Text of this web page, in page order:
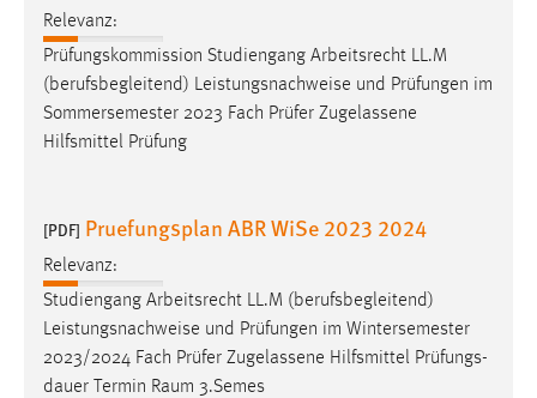
Relevanz:
Prüfungskommission Studiengang Arbeitsrecht LL.M
(berufsbegleitend) Leistungsnachweise und Prüfungen im
Sommersemester 2023 Fach Prüfer Zugelassene
Hilfsmittel Prüfung
[PDF] Pruefungsplan ABR WiSe 2023 2024
Relevanz:
Studiengang Arbeitsrecht LL.M (berufsbegleitend)
Leistungsnachweise und Prüfungen im Wintersemester
2023/2024 Fach Prüfer Zugelassene Hilfsmittel Prüfungs-
dauer Termin Raum 3.Semes